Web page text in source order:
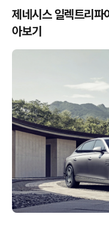
제네시스 일렉트리
아보기